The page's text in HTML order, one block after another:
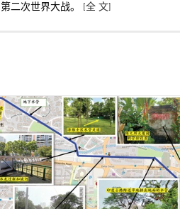
第二次世界大战。 [全 文]